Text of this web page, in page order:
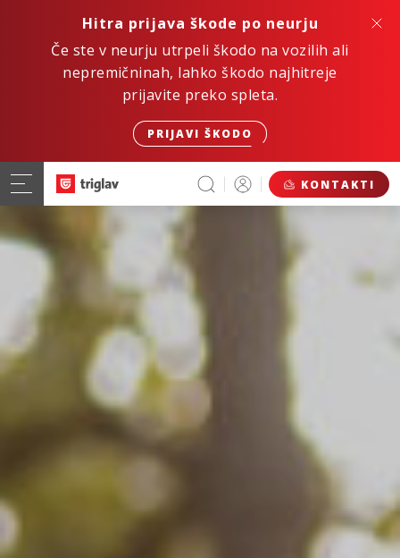
Hitra prijava škode po neurju
Če ste v neurju utrpeli škodo na vozilih ali
nepremičninah, lahko škodo najhitreje
prijavite preko spleta.
PRIJAVI ŠKODO
KONTAKTI